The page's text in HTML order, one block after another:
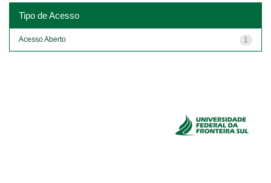
Tipo de Acesso
1
Acesso Aberto